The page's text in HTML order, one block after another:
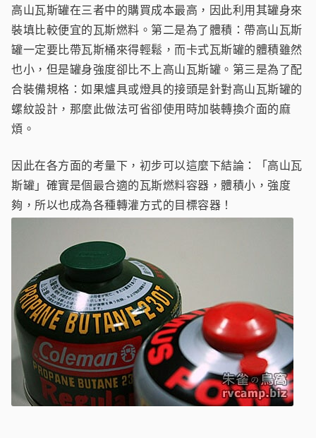
高山瓦斯罐在三者中的購買成本最高，因此利用其罐身來
裝填比較便宜的瓦斯燃料。第二是為了體積：帶高山瓦斯
罐一定要比帶瓦斯桶來得輕鬆，而卡式瓦斯罐的體積雖然
也小，但是罐身強度卻比不上高山瓦斯罐。第三是為了配
合裝備規格：如果爐具或燈具的接頭是針對高山瓦斯罐的
螺紋設計，那麼此做法可省卻使用時加裝轉換介面的麻
煩。
因此在各方面的考量下，初步可以這麼下結論：「高山瓦
斯罐」確實是個最合適的瓦斯燃料容器，體積小，強度
夠，所以也成為各種轉灌方式的目標容器！